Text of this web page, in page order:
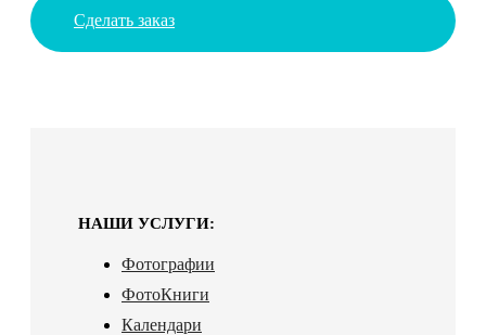
Сделать заказ
НАШИ УСЛУГИ:
Фотографии
ФотоКниги
Календари